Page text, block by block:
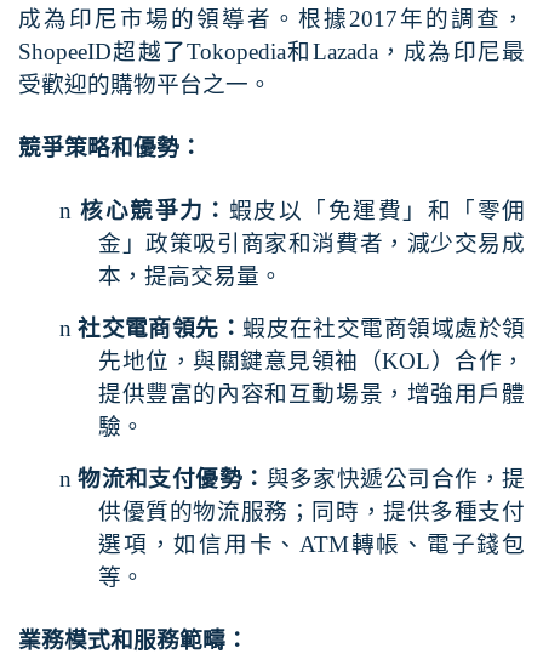
成為印尼市場的領導者。根據2017年的調查，
ShopeeID超越了Tokopedia和 Lazada ，成為印尼最
受歡迎的購物平台之一。
競爭策略和優勢：
n 核心競爭力： 蝦皮以「免運費」和「零佣
金」政策吸引商家和消費者，減少交易成
本，提高交易量。
n 社交電商領先： 蝦皮在社交電商領域處於領
先地位，與關鍵意見領袖（KOL）合作，
提供豐富的內容和互動場景，增強用戶體
驗。
n 物流和支付優勢： 與多家快遞公司合作，提
供優質的物流服務；同時，提供多種支付
選項，如信用卡、 ATM轉帳、電子錢包
等。
業務模式和服務範疇：